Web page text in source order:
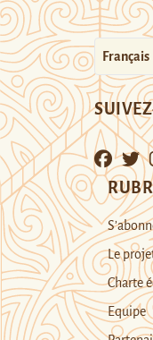
Français
Le
Charte
Equipe